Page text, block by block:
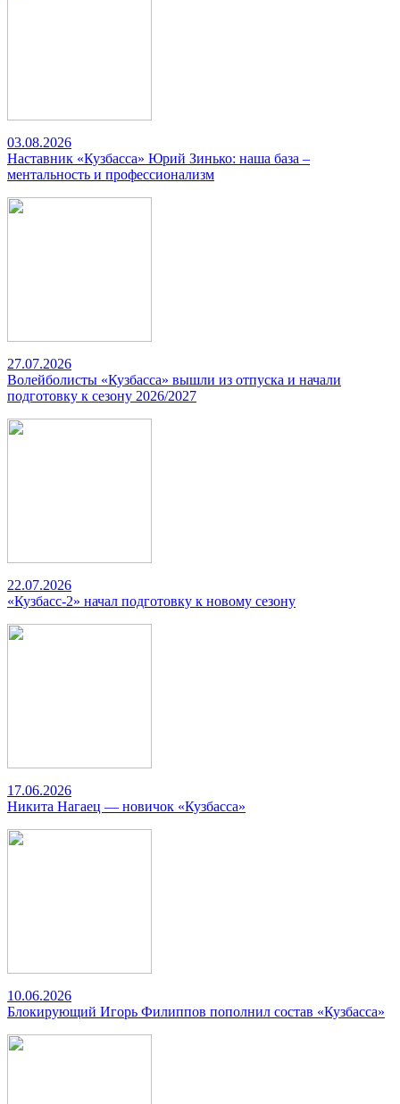
03.08.2026
Наставник «Кузбасса» Юрий Зинько: наша база –
ментальность и профессионализм
27.07.2026
Волейболисты «Кузбасса» вышли из отпуска и начали
подготовку к сезону 2026/2027
22.07.2026
«Кузбасс-2» начал подготовку к новому сезону
17.06.2026
Никита Нагаец — новичок «Кузбасса»
10.06.2026
Блокирующий Игорь Филиппов пополнил состав «Кузбасса»